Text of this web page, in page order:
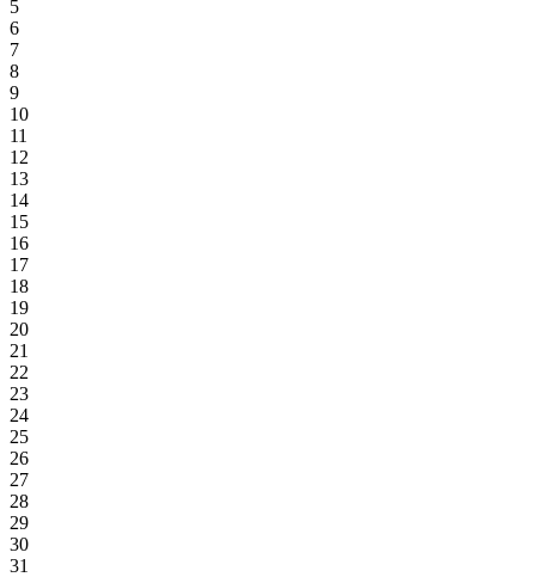
5
6
7
8
9
10
11
12
13
14
15
16
17
18
19
20
21
22
23
24
25
26
27
28
29
30
31